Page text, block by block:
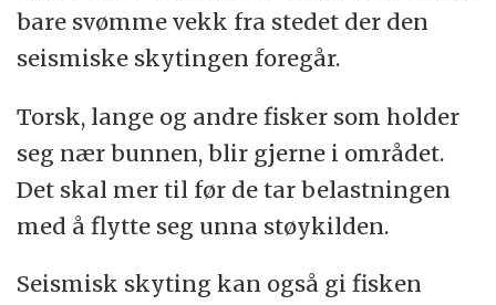
bare svømme vekk fra stedet der den
seismiske skytingen foregår.
Torsk, lange og andre fisker som holder
seg nær bunnen, blir gjerne i området.
Det skal mer til før de tar belastningen
med å flytte seg unna støykilden.
Seismisk skyting kan også gi fisken